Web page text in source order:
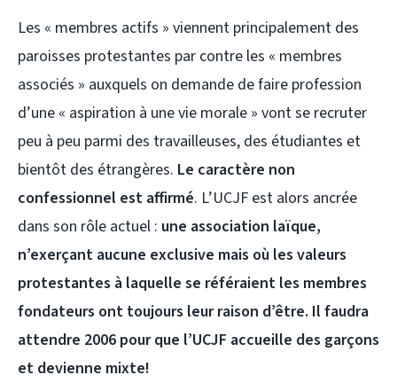
Les « membres actifs » viennent principalement des
paroisses protestantes par contre les « membres
associés » auxquels on demande de faire profession
d’une « aspiration à une vie morale » vont se recruter
peu à peu parmi des travailleuses, des étudiantes et
bientôt des étrangères. Le caractère non
confessionnel est affirmé. L’UCJF est alors ancrée
dans son rôle actuel : une association laïque,
n’exerçant aucune exclusive mais où les valeurs
protestantes à laquelle se référaient les membres
fondateurs ont toujours leur raison d’être. Il faudra
attendre 2006 pour que l’UCJF accueille des garçons
et devienne mixte!